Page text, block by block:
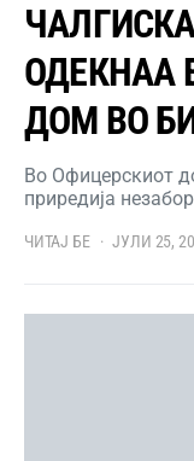
ОДЕКНАА
ДОМ ВО
Во Офицерскиот
приредија
ЧИТАЈ БЕ ЈУЛИ 25,